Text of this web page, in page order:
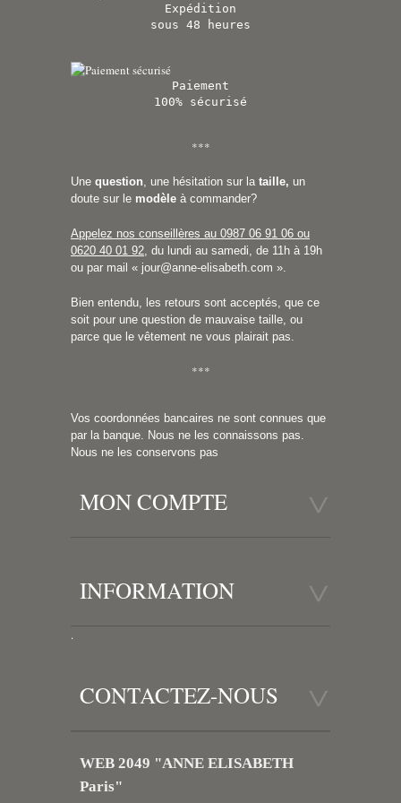
Expédition
sous 48 heures
Paiement
100% sécurisé
***
Une question , une hésitation sur la taille, un
doute sur le modèle à commander?
Appelez nos conseillères au 0987 06 91 06 ou
0620 40 01 92 , du lundi au samedi, de 11h à 19h
ou par mail « jour@anne-elisabeth.com ».
Bien entendu, les retours sont acceptés, que ce
soit pour une question de mauvaise taille, ou
parce que le vêtement ne vous plairait pas.
***
Vos coordonnées bancaires ne sont connues que
par la banque. Nous ne les connaissons pas.
Nous ne les conservons pas
MON COMPTE
INFORMATION
.
CONTACTEZ-NOUS
WEB 2049 "ANNE ELISABETH
Paris"